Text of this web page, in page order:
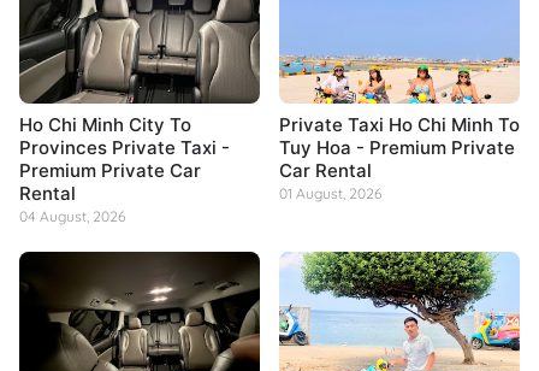
Ho Chi Minh City To
Provinces Private Taxi -
Premium Private Car
Rental
04 August, 2026
Private Taxi Ho Chi Minh To
Tuy Hoa - Premium Private
Car Rental
01 August, 2026